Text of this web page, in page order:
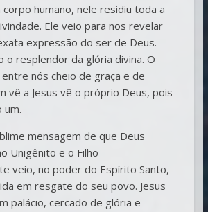
corpo humano, nele residiu toda a
Ele veio para nos revelar
expressão do ser de Deus.
o resplendor da glória divina. O
nós cheio de graça e de
vê a Jesus vê o próprio Deus, pois
um.
mensagem de que Deus
Unigênito e o Filho
veio, no poder do Espírito Santo,
em resgate do seu povo. Jesus
palácio, cercado de glória e